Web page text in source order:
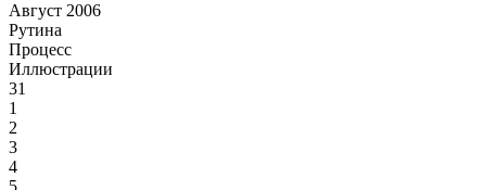
Август 2006
Рутина
Процесс
Иллюстрации
31
1
2
3
4
5